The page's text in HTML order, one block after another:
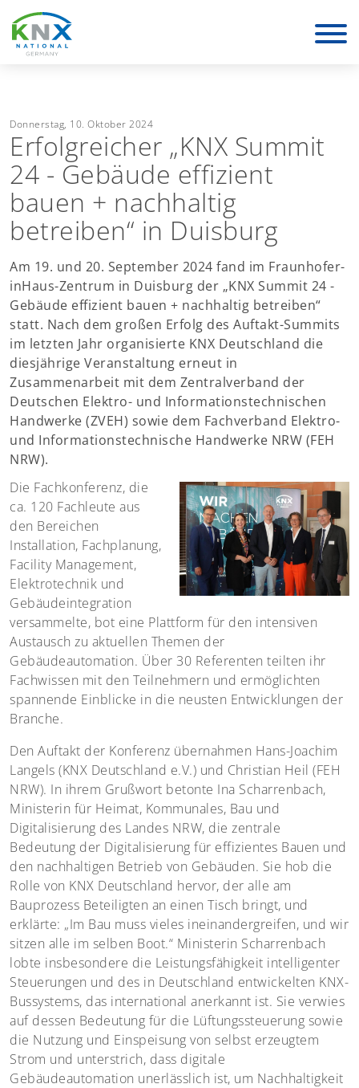
KNX Deutschland
Donnerstag, 10. Oktober 2024
Erfolgreicher „KNX Summit
24 - Gebäude effizient
bauen + nachhaltig
betreiben“ in Duisburg
Am 19. und 20. September 2024 fand im Fraunhofer-
inHaus-Zentrum in Duisburg der „KNX Summit 24 -
Gebäude effizient bauen + nachhaltig betreiben“
statt. Nach dem großen Erfolg des Auftakt-Summits
im letzten Jahr organisierte KNX Deutschland die
diesjährige Veranstaltung erneut in
Zusammenarbeit mit dem Zentralverband der
Deutschen Elektro- und Informationstechnischen
Handwerke (ZVEH) sowie dem Fachverband Elektro-
und Informationstechnische Handwerke NRW (FEH
NRW).
Die Fachkonferenz, die
ca. 120 Fachleute aus
den Bereichen
Installation, Fachplanung,
Facility Management,
Elektrotechnik und
Gebäudeintegration
versammelte, bot eine Plattform für den intensiven
Austausch zu aktuellen Themen der
Gebäudeautomation. Über 30 Referenten teilten ihr
Fachwissen mit den Teilnehmern und ermöglichten
spannende Einblicke in die neusten Entwicklungen der
Branche.
Den Auftakt der Konferenz übernahmen Hans-Joachim
Langels (KNX Deutschland e.V.) und Christian Heil (FEH
NRW). In ihrem Grußwort betonte Ina Scharrenbach,
Ministerin für Heimat, Kommunales, Bau und
Digitalisierung des Landes NRW, die zentrale
Bedeutung der Digitalisierung für effizientes Bauen und
den nachhaltigen Betrieb von Gebäuden. Sie hob die
Rolle von KNX Deutschland hervor, der alle am
Bauprozess Beteiligten an einen Tisch bringt, und
erklärte: „Im Bau muss vieles ineinandergreifen, und wir
sitzen alle im selben Boot.“ Ministerin Scharrenbach
lobte insbesondere die Leistungsfähigkeit intelligenter
Steuerungen und des in Deutschland entwickelten KNX-
Bussystems, das international anerkannt ist. Sie verwies
auf dessen Bedeutung für die Lüftungssteuerung sowie
die Nutzung und Einspeisung von selbst erzeugtem
Strom und unterstrich, dass digitale
Gebäudeautomation unerlässlich ist, um Nachhaltigkeit